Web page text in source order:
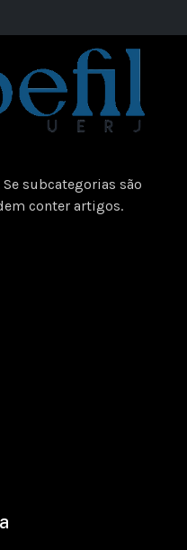
subcategorias são
conter artigos.